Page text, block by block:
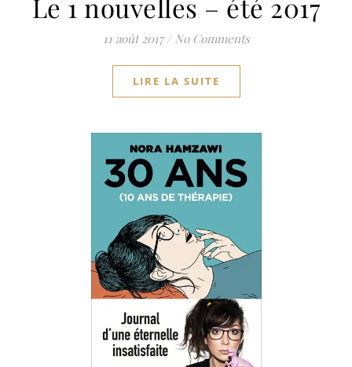
Le 1 nouvelles – été 2017
11 août 2017 / No Comments
LIRE LA SUITE